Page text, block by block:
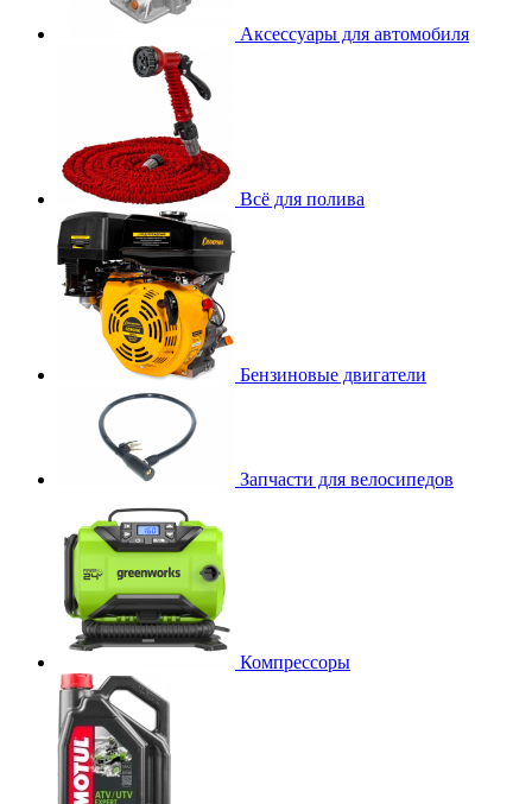
Аксессуары для автомобиля
Всё для полива
Бензиновые двигатели
Запчасти для велосипедов
Компрессоры